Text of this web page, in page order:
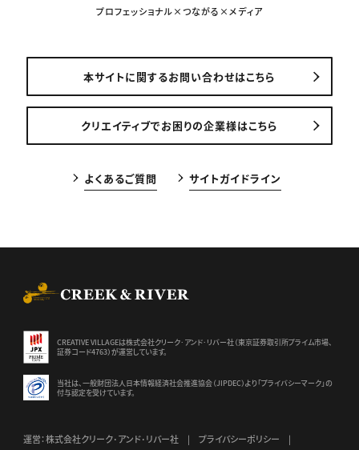
プロフェッショナル×つながる×メディア
本サイトに関するお問い合わせはこちら
クリエイティブでお困りの企業様はこちら
よくあるご質問 サイトガイドライン
CREATIVE VILLAGEは株式会社クリーク･アンド･リバー社（東京証券取引所プライム市場、
証券コード4763）が運営しています。
当社は、一般財団法人日本情報経済社会推進協会（JIPDEC）より 「プライバシーマーク」の
付与認定を受けています。
運営：株式会社クリーク･アンド･リバー社 プライバシーポリシー